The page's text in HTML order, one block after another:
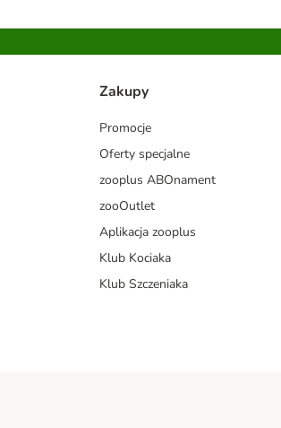
Zakupy
Promocje
Oferty specjalne
zooplus ABOnament
zooOutlet
Aplikacja zooplus
Klub Kociaka
Klub Szczeniaka